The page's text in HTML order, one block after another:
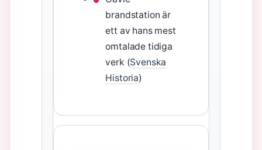
brandstation är
ett av hans mest
omtalade tidiga
verk (Svenska
Historia)